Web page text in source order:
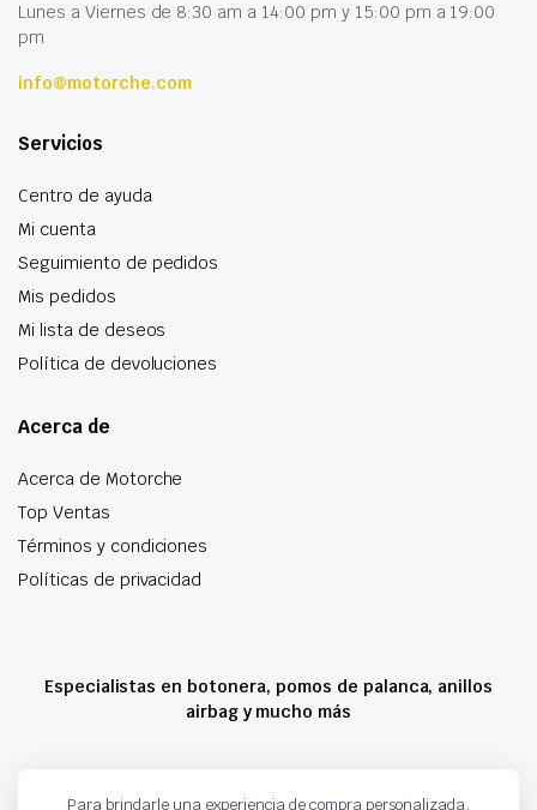
Lunes a Viernes de 8:30 am a 14:00 pm y 15:00 pm a 19:00
pm
info@motorche.com
Servicios
Centro de ayuda
Mi cuenta
Seguimiento de pedidos
Mis pedidos
Mi lista de deseos
Política de devoluciones
Acerca de
Acerca de Motorche
Top Ventas
Términos y condiciones
Políticas de privacidad
Especialistas en botonera, pomos de palanca, anillos
airbag y mucho más
Copyright 2024 © Motorche Autoparts. Todos los derechos reservados
Para brindarle una experiencia de compra personalizada,